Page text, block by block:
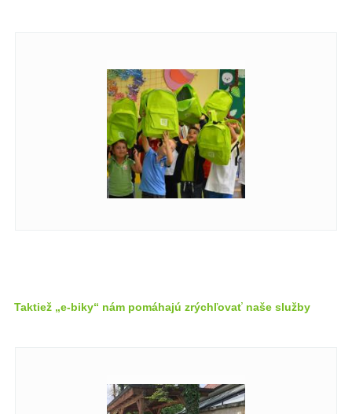
Taktiež „e-biky“ nám pomáhajú zrýchľovať naše služby